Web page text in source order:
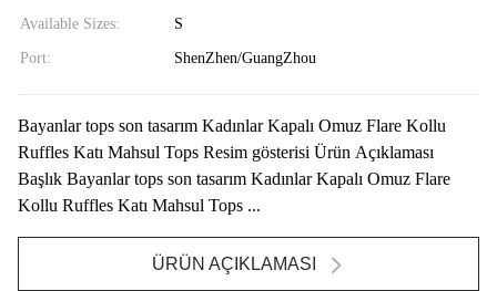
Available Sizes: S
Port: ShenZhen/GuangZhou
Bayanlar tops son tasarım Kadınlar Kapalı Omuz Flare Kollu
Ruffles Katı Mahsul Tops Resim gösterisi Ürün Açıklaması
Başlık Bayanlar tops son tasarım Kadınlar Kapalı Omuz Flare
Kollu Ruffles Katı Mahsul Tops ...
ÜRÜN AÇIKLAMASI